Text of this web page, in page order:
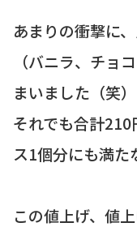
あまりの衝撃に
（バニラ、チョ
まいました（笑）
それでも合計
ス1個分にも満た
この値上げ、値